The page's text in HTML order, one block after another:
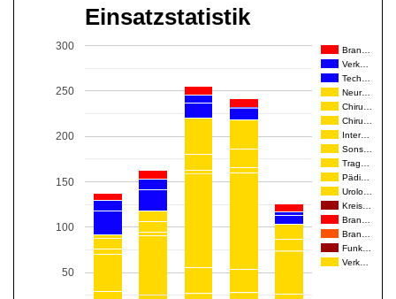
Einsatzstatistik
Bran…
Verk…
Tech…
Neur…
Chiru…
Chiru…
Inter…
Sons…
Trag…
Pädi…
Urolo…
Kreis…
Bran…
Bran…
Funk…
Verk…
50
100
150
200
250
300